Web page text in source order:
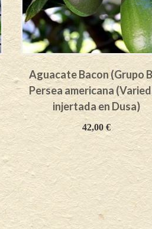
Aguacate Bacon (Grupo
Persea americana
injertada en Dusa)
42,00€